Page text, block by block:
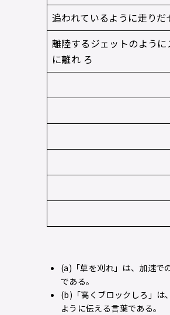
追われているように走りだ
離陸するジェットのよう
に離れ ろ
(a)「草を刈れ」は、加速で
である。
(b)「高くブロックしろ」は
ように伝える言葉である。